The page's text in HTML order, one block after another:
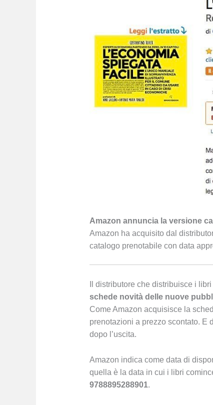
Amazon annuncia la versione
Amazon ha acquisito dal
catalogo prenotabile con data
Il distributore che distribuisce i
schede novità delle nuove
Come Amazon acquisisce la
prenotazioni a prezzo scontato. E
dopo l’uscita.
Amazon indica come data di
quella è la data in cui i libri
9788895288901.